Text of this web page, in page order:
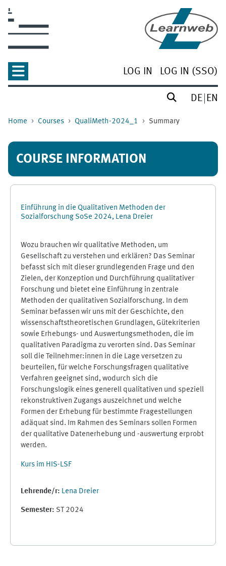
LOG IN LOG IN (SSO)
DE EN
Home Courses QualiMeth-2024_1 Summary
COURSE INFORMATION
Einführung in die Qualitativen Methoden der
Sozialforschung SoSe 2024, Lena Dreier
Wozu brauchen wir qualitative Methoden, um
Gesellschaft zu verstehen und erklären? Das Seminar
befasst sich mit dieser grundlegenden Frage und den
Zielen, der Konzeption und Durchführung qualitativer
Forschung und bietet eine Einführung in zentrale
Methoden der qualitativen Sozialforschung. In dem
Seminar befassen wir uns mit der Geschichte, den
wissenschaftstheoretischen Grundlagen, Gütekriterien
sowie Erhebungs- und Auswertungsmethoden, die im
qualitativen Paradigma zu verorten sind. Das Seminar
soll die Teilnehmer:innen in die Lage versetzen zu
beurteilen, für welche Forschungsfragen qualitative
Verfahren geeignet sind, wodurch sich die
Forschungslogik eines generell qualitativen und speziell
rekonstruktiven Zugangs auszeichnet und welche
Formen der Erhebung für bestimmte Fragestellungen
adäquat sind. Im Rahmen des Seminars sollen Formen
der qualitative Datenerhebung und -auswertung erprobt
werden.
Kurs im HIS-LSF
Lehrende/r: Lena Dreier
Semester: ST 2024